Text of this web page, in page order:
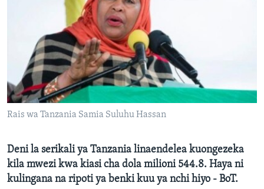
Rais wa Tanzania Samia Suluhu Hassan
Deni la serikali ya Tanzania linaendelea kuongezeka
kila mwezi kwa kiasi cha dola milioni 544.8. Haya ni
kulingana na ripoti ya benki kuu ya nchi hiyo - BoT.